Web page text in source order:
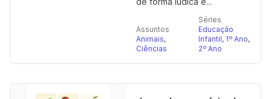
Assuntos
Animais,
Ciências
Séries
Educação
Infantil, 1º Ano,
2º Ano